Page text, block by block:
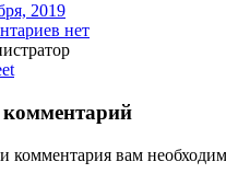
2019
нет
комментарий
комментария вам